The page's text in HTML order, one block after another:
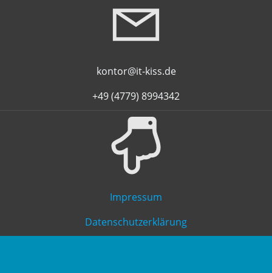
kontor@it-kiss.de
+49 (4779) 8994342
Impressum
Datenschutzerklärung